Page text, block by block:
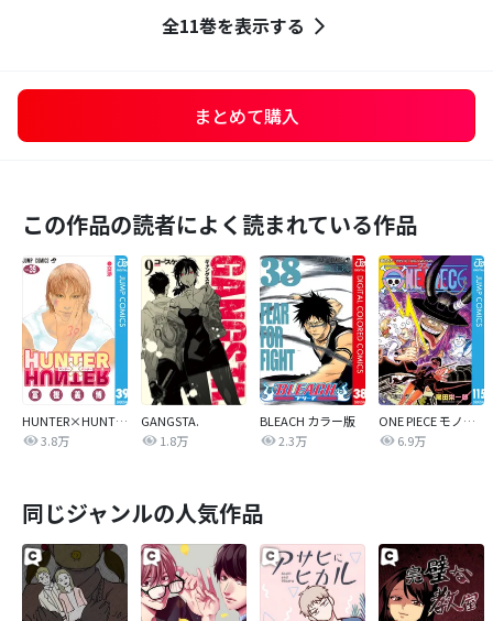
全11巻を表示する
まとめて購入
この作品の読者によく読まれている作品
HUNTER×HUNTER モノクロ版
3.8万
GANGSTA.
1.8万
BLEACH カラー版
2.3万
ONE PIECE モノクロ版
6.9万
同じジャンルの人気作品